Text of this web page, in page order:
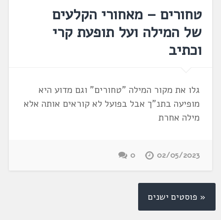
טחורים – מאחורי הקלעים
של המילה ועל תופעת קרי
וכתיב
גלו את מקור המילה "טחורים" וגם מדוע היא
מופיעה בתנ"ך אבל בפועל לא קוראים אותה אלא
מילה אחרת
02/05/2023
0
« פוסטים ישנים